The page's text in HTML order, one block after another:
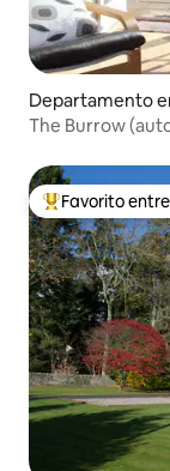
Departamento
The Burrow
De los mejores
Favorito